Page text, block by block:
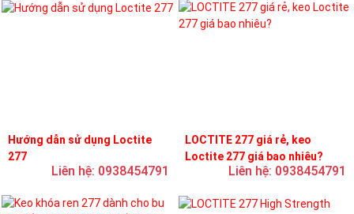
Hướng dẫn sử dụng Loctite
277
Liên hệ: 0938454791
LOCTITE 277 giá rẻ, keo
Loctite 277 giá bao nhiêu?
Liên hệ: 0938454791